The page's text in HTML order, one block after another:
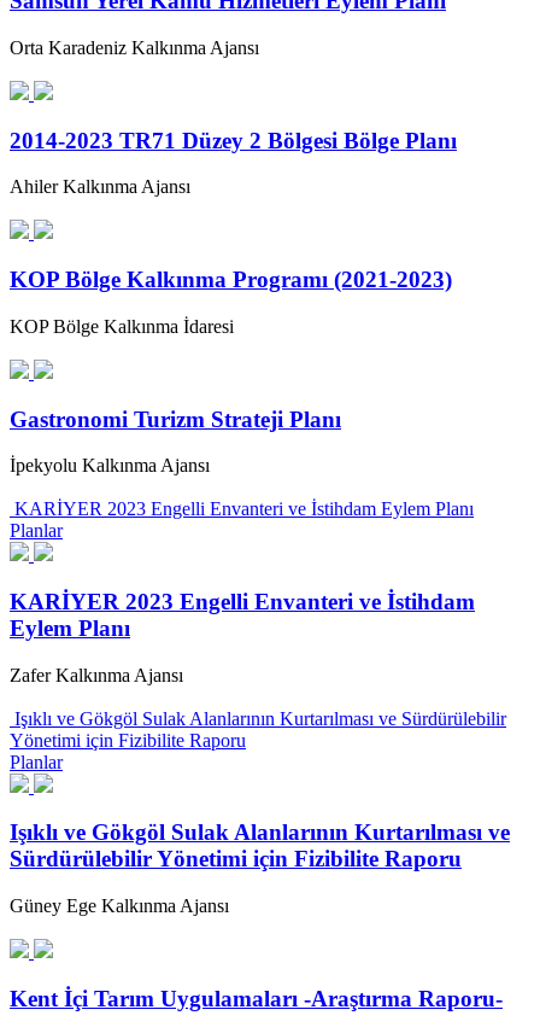
Orta Karadeniz Kalkınma Ajansı
2014-2023 TR71 Düzey 2 Bölgesi Bölge Planı
Ahiler Kalkınma Ajansı
KOP Bölge Kalkınma Programı (2021-2023)
KOP Bölge Kalkınma İdaresi
Gastronomi Turizm Strateji Planı
İpekyolu Kalkınma Ajansı
KARİYER 2023 Engelli Envanteri ve İstihdam Eylem Planı
Planlar
KARİYER 2023 Engelli Envanteri ve İstihdam
Eylem Planı
Zafer Kalkınma Ajansı
Işıklı ve Gökgöl Sulak Alanlarının Kurtarılması ve Sürdürülebilir
Yönetimi için Fizibilite Raporu
Planlar
Işıklı ve Gökgöl Sulak Alanlarının Kurtarılması ve
Sürdürülebilir Yönetimi için Fizibilite Raporu
Güney Ege Kalkınma Ajansı
Kent İçi Tarım Uygulamaları -Araştırma Raporu-